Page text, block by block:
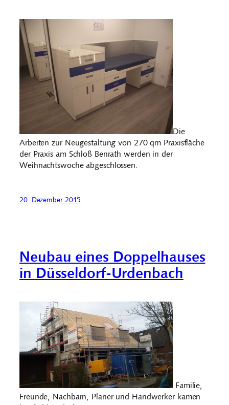
Die
Arbeiten zur Neugestaltung von 270 qm Praxisfläche
der Praxis am Schloß Benrath werden in der
Weihnachtswoche abgeschlossen.
20. Dezember 2015
Neubau eines Doppelhauses
in Düsseldorf-Urdenbach
Familie,
Freunde, Nachbarn, Planer und Handwerker kamen